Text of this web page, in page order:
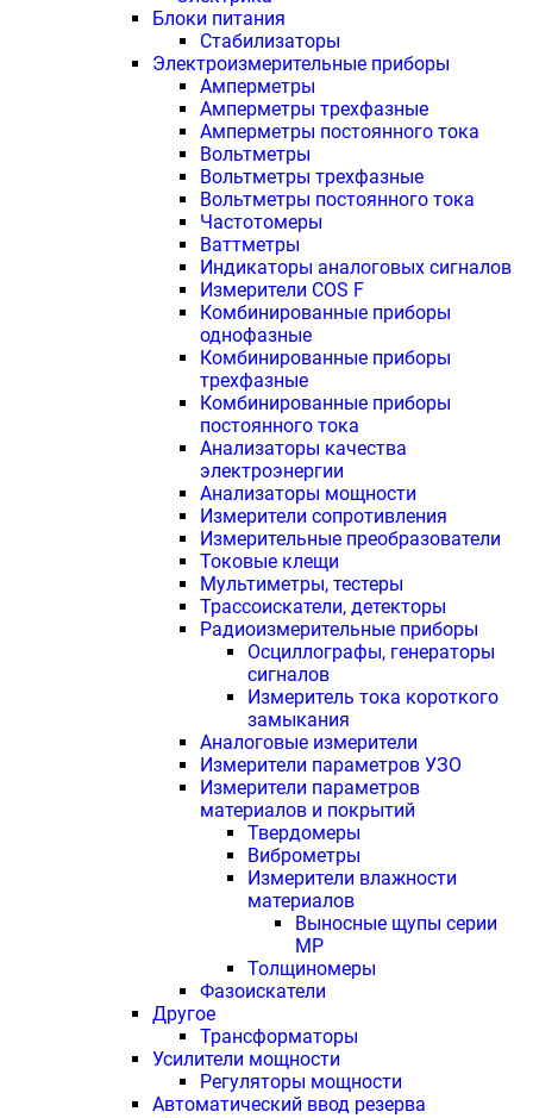
Блоки питания
Стабилизаторы
Электроизмерительные приборы
Амперметры
Амперметры трехфазные
Амперметры постоянного тока
Вольтметры
Вольтметры трехфазные
Вольтметры постоянного тока
Частотомеры
Ваттметры
Индикаторы аналоговых сигналов
Измерители COS F
Комбинированные приборы
однофазные
Комбинированные приборы
трехфазные
Комбинированные приборы
постоянного тока
Анализаторы качества
электроэнергии
Анализаторы мощности
Измерители сопротивления
Измерительные преобразователи
Токовые клещи
Мультиметры, тестеры
Трассоискатели, детекторы
Радиоизмерительные приборы
Осциллографы, генераторы
сигналов
Измеритель тока короткого
замыкания
Аналоговые измерители
Измерители параметров УЗО
Измерители параметров
материалов и покрытий
Твердомеры
Виброметры
Измерители влажности
материалов
Выносные щупы серии
МР
Толщиномеры
Фазоискатели
Другое
Трансформаторы
Усилители мощности
Регуляторы мощности
Автоматический ввод резерва